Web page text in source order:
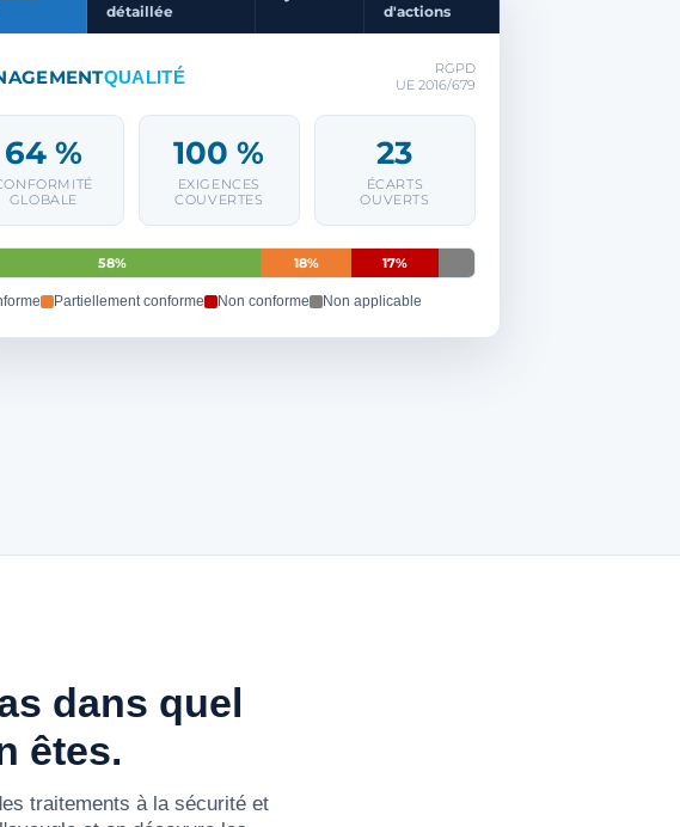
détaillée
d'actions
QUALITÉ
RGPD
UE 2016/679
64 %
GLOBALE
100 %
EXIGENCES
COUVERTES
23
ÉCARTS
OUVERTS
58% 18% 17%
Partiellement conforme Non conforme Non applicable
dans quel
êtes.
traitements à la sécurité et